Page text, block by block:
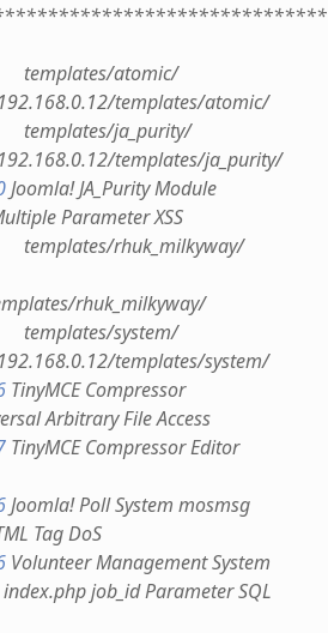
atomic/
templates/atomic/
ja_purity/
templates/ja_purity/
Joomla! JA_Purity Module
Parameter XSS
rhuk_milkyway/
rhuk_milkyway/
system/
templates/system/
TinyMCE Compressor
Arbitrary File Access
TinyMCE Compressor Editor
Joomla! Poll System mosmsg
Tag DoS
Volunteer Management System
job_id Parameter SQL